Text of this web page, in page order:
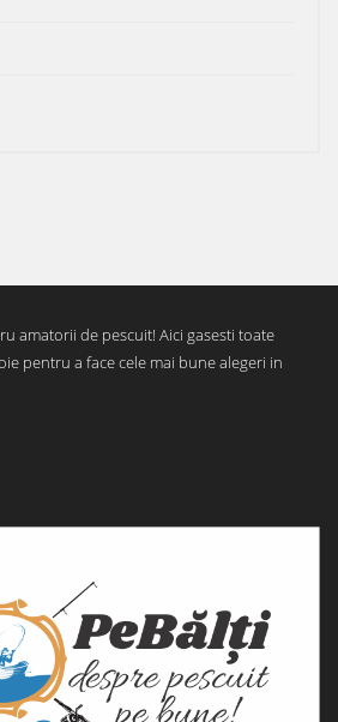
amatorii de pescuit! Aici gasesti toate
pentru a face cele mai bune alegeri in